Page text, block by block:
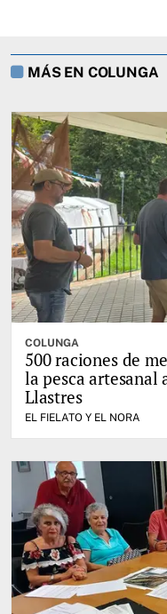
MÁS EN COLUNGA
COLUNGA
500 raciones de
la pesca artesanal
Llastres
EL FIELATO Y EL NORA